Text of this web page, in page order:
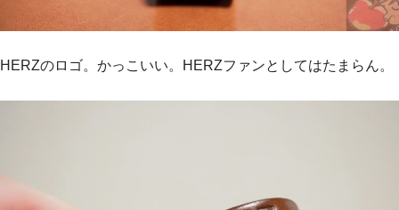
HERZのロゴ。かっこいい。HERZファンとしてはたまらん。